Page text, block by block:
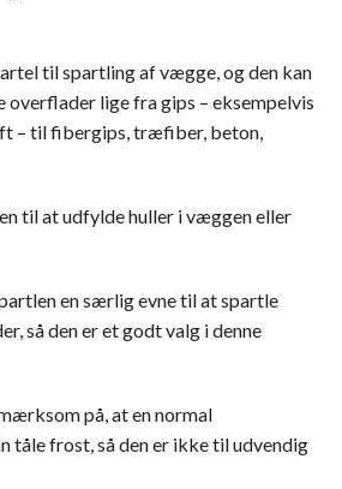
til spartling af vægge, og den kan
lige fra gips – eksempelvis
– til fibergips, træfiber, beton,
til at udfylde huller i væggen eller
en særlig evne til at spartle
så den er et godt valg i denne
på, at en normal
tåle frost, så den er ikke til udvendig